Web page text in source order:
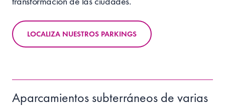
LOCALIZA NUESTROS PARKINGS
Aparcamientos subterráneos de varias